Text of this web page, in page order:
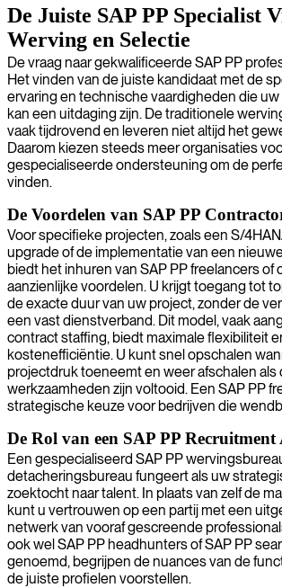
De Juiste SAP PP Specialist
Werving en Selectie
De vraag naar gekwalificeerde SAP PP
Het vinden van de juiste kandidaat met de
ervaring en technische vaardigheden die
kan een uitdaging zijn. De traditionele
vaak tijdrovend en leveren niet altijd het
Daarom kiezen steeds meer organisaties
gespecialiseerde ondersteuning om de
vinden.
De Voordelen van SAP PP
Voor specifieke projecten, zoals een S/
upgrade of de implementatie van een
biedt het inhuren van SAP PP freelancers of
aanzienlijke voordelen. U krijgt toegang tot
de exacte duur van uw project, zonder de
een vast dienstverband. Dit model, vaak
contract staffing, biedt maximale flexibiliteit
kostenefficiëntie. U kunt snel opschalen
projectdruk toeneemt en weer afschalen als
werkzaamheden zijn voltooid. Een SAP PP
strategische keuze voor bedrijven die
De Rol van een SAP PP Recruitment
Een gespecialiseerd SAP PP
detacheringsbureau fungeert als uw
zoektocht naar talent. In plaats van zelf de
kunt u vertrouwen op een partij met een
netwerk van vooraf gescreende
ook wel SAP PP headhunters of SAP PP
genoemd, begrijpen de nuances van de
de juiste profielen voorstellen.